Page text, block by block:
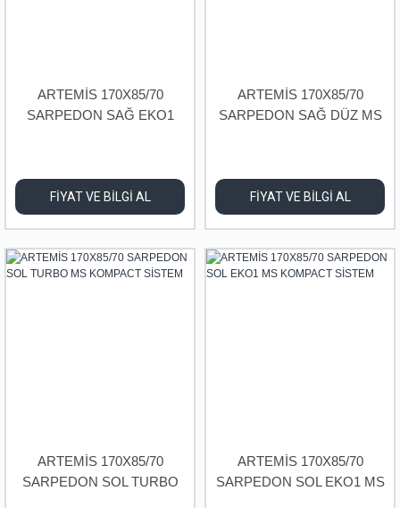
ARTEMİS 170X85/70
SARPEDON SAĞ EKO1
FİYAT VE BİLGİ AL
ARTEMİS 170X85/70
SARPEDON SAĞ DÜZ MS
FİYAT VE BİLGİ AL
ARTEMİS 170X85/70
SARPEDON SOL TURBO
ARTEMİS 170X85/70
SARPEDON SOL EKO1 MS